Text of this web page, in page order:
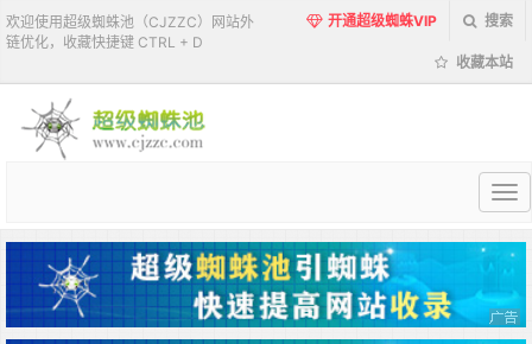
欢迎使用超级蜘蛛池（CJZZC）网站外
链优化，收藏快捷键 CTRL + D
开通超级蜘蛛VIP 搜索
收藏本站
超
蜘
蛛
池